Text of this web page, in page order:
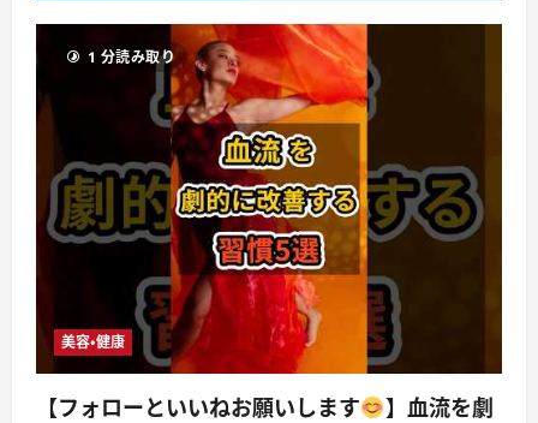
1 分読み取り
美容・健康
【フォローといいねお願いします
】血流を劇